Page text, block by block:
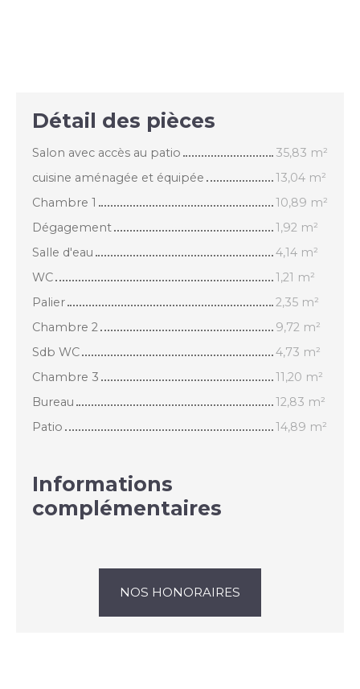
Détail des pièces
Salon avec accès au patio
35,83 m²
cuisine aménagée et équipée
13,04 m²
Chambre 1
10,89 m²
Dégagement
1,92 m²
Salle d'eau
4,14 m²
WC
1,21 m²
Palier
2,35 m²
Chambre 2
9,72 m²
Sdb WC
4,73 m²
Chambre 3
11,20 m²
Bureau
12,83 m²
Patio
14,89 m²
Informations
complémentaires
NOS HONORAIRES